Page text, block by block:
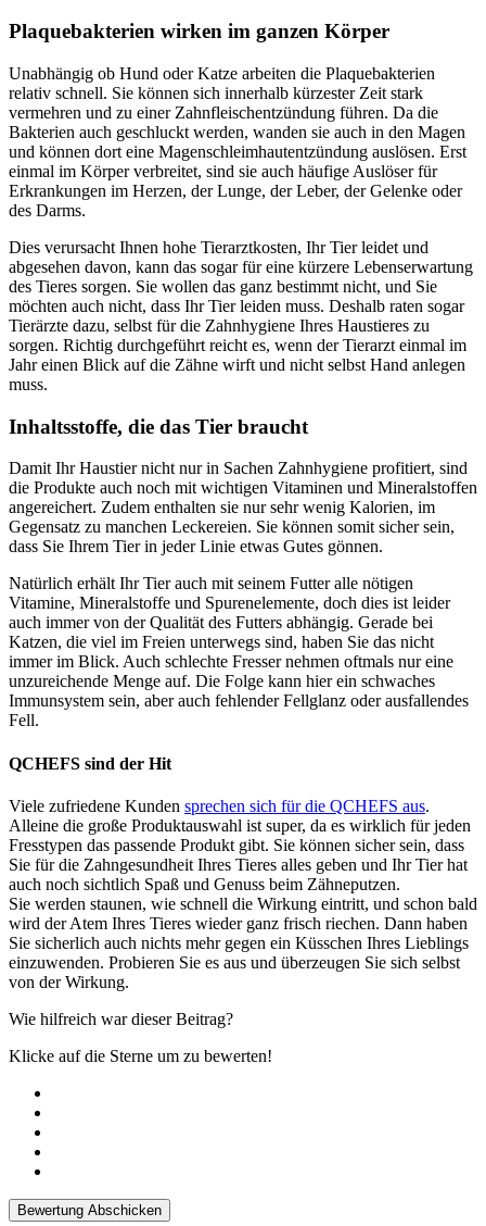
Plaquebakterien wirken im ganzen Körper
Unabhängig ob Hund oder Katze arbeiten die Plaquebakterien
relativ schnell. Sie können sich innerhalb kürzester Zeit stark
vermehren und zu einer Zahnfleischentzündung führen. Da die
Bakterien auch geschluckt werden, wanden sie auch in den Magen
und können dort eine Magenschleimhautentzündung auslösen. Erst
einmal im Körper verbreitet, sind sie auch häufige Auslöser für
Erkrankungen im Herzen, der Lunge, der Leber, der Gelenke oder
des Darms.
Dies verursacht Ihnen hohe Tierarztkosten, Ihr Tier leidet und
abgesehen davon, kann das sogar für eine kürzere Lebenserwartung
des Tieres sorgen. Sie wollen das ganz bestimmt nicht, und Sie
möchten auch nicht, dass Ihr Tier leiden muss. Deshalb raten sogar
Tierärzte dazu, selbst für die Zahnhygiene Ihres Haustieres zu
sorgen. Richtig durchgeführt reicht es, wenn der Tierarzt einmal im
Jahr einen Blick auf die Zähne wirft und nicht selbst Hand anlegen
muss.
Inhaltsstoffe, die das Tier braucht
Damit Ihr Haustier nicht nur in Sachen Zahnhygiene profitiert, sind
die Produkte auch noch mit wichtigen Vitaminen und Mineralstoffen
angereichert. Zudem enthalten sie nur sehr wenig Kalorien, im
Gegensatz zu manchen Leckereien. Sie können somit sicher sein,
dass Sie Ihrem Tier in jeder Linie etwas Gutes gönnen.
Natürlich erhält Ihr Tier auch mit seinem Futter alle nötigen
Vitamine, Mineralstoffe und Spurenelemente, doch dies ist leider
auch immer von der Qualität des Futters abhängig. Gerade bei
Katzen, die viel im Freien unterwegs sind, haben Sie das nicht
immer im Blick. Auch schlechte Fresser nehmen oftmals nur eine
unzureichende Menge auf. Die Folge kann hier ein schwaches
Immunsystem sein, aber auch fehlender Fellglanz oder ausfallendes
Fell.
QCHEFS sind der Hit
Viele zufriedene Kunden sprechen sich für die QCHEFS aus.
Alleine die große Produktauswahl ist super, da es wirklich für jeden
Fresstypen das passende Produkt gibt. Sie können sicher sein, dass
Sie für die Zahngesundheit Ihres Tieres alles geben und Ihr Tier hat
auch noch sichtlich Spaß und Genuss beim Zähneputzen.
Sie werden staunen, wie schnell die Wirkung eintritt, und schon bald
wird der Atem Ihres Tieres wieder ganz frisch riechen. Dann haben
Sie sicherlich auch nichts mehr gegen ein Küsschen Ihres Lieblings
einzuwenden. Probieren Sie es aus und überzeugen Sie sich selbst
von der Wirkung.
Wie hilfreich war dieser Beitrag?
Klicke auf die Sterne um zu bewerten!
Bewertung Abschicken